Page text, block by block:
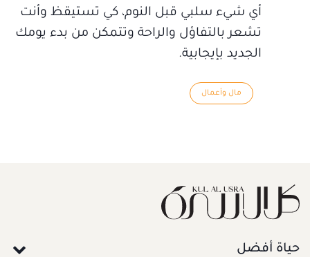
أي شيء سلبي قبل النوم، كي تستيقظ وأنت
تشعر بالتفاؤل والراحة وتتمكن من بدء يومك
الجديد بإيجابية.
مال وأعمال
حياة أفضل